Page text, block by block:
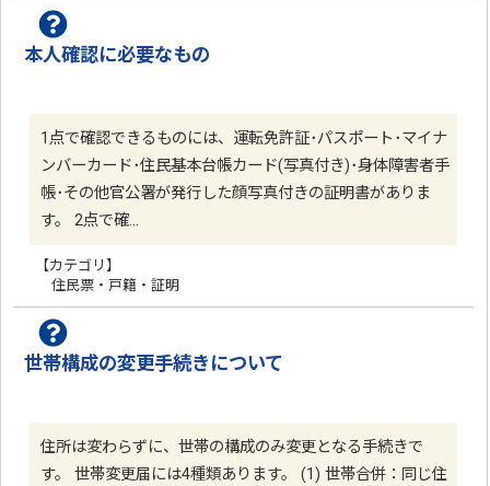
本人確認に必要なもの
1点で確認できるものには、運転免許証･パスポート･マイナ
ンバーカード･住民基本台帳カード(写真付き)･身体障害者手
帳･その他官公署が発行した顔写真付きの証明書がありま
す。 2点で確…
【カテゴリ】
住民票・戸籍・証明
世帯構成の変更手続きについて
住所は変わらずに、世帯の構成のみ変更となる手続きで
す。 世帯変更届には4種類あります。 (1) 世帯合併：同じ住